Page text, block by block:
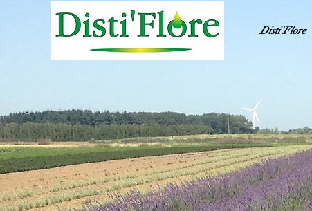
Disti'Flore